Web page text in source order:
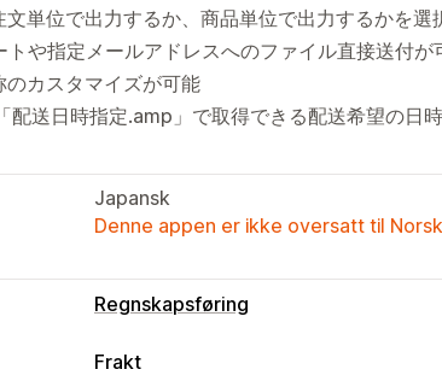
文単位で出力するか、商品単位で出力するかを選
トや指定メールアドレスへのファイル直接送付が
のカスタマイズが可能
配送日時指定.amp」で取得できる配送希望の日
Japansk
Denne appen er ikke oversatt til
Regnskapsføring
Frakt